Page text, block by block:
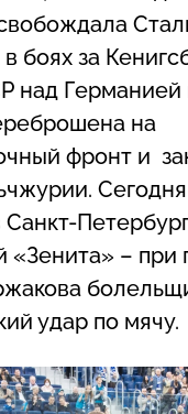
боях за
над Германией
на
фронт и
«Зенита» – при
удар по мячу.